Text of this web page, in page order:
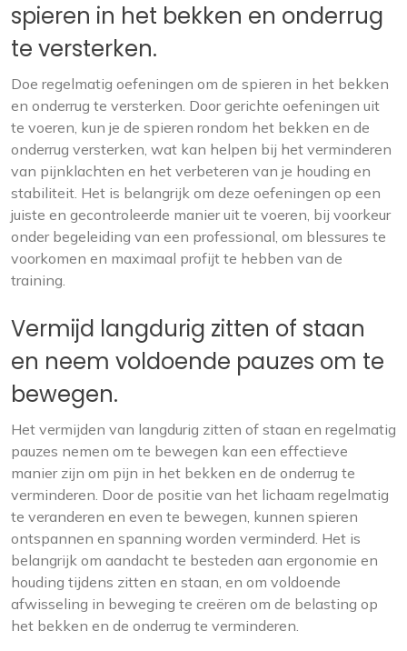
spieren in het bekken en onderrug
te versterken.
Doe regelmatig oefeningen om de spieren in het bekken
en onderrug te versterken. Door gerichte oefeningen uit
te voeren, kun je de spieren rondom het bekken en de
onderrug versterken, wat kan helpen bij het verminderen
van pijnklachten en het verbeteren van je houding en
stabiliteit. Het is belangrijk om deze oefeningen op een
juiste en gecontroleerde manier uit te voeren, bij voorkeur
onder begeleiding van een professional, om blessures te
voorkomen en maximaal profijt te hebben van de
training.
Vermijd langdurig zitten of staan
en neem voldoende pauzes om te
bewegen.
Het vermijden van langdurig zitten of staan en regelmatig
pauzes nemen om te bewegen kan een effectieve
manier zijn om pijn in het bekken en de onderrug te
verminderen. Door de positie van het lichaam regelmatig
te veranderen en even te bewegen, kunnen spieren
ontspannen en spanning worden verminderd. Het is
belangrijk om aandacht te besteden aan ergonomie en
houding tijdens zitten en staan, en om voldoende
afwisseling in beweging te creëren om de belasting op
het bekken en de onderrug te verminderen.